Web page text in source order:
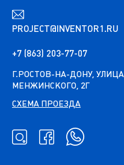
PROJECT@INVENTOR1.RU
+7 (863) 203-77-07
Г.РОСТОВ-НА-ДОНУ, УЛИЦА
МЕНЖИНСКОГО, 2Г
СХЕМА ПРОЕЗДА